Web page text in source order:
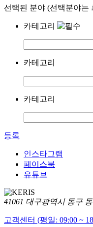
선택된 분야 (선택분야는
카테고리
카테고리
카테고리
등록
인스타그램
페이스북
유튜브
41061 대구광역시 동구
고객센터 (평일: 09:00 ~